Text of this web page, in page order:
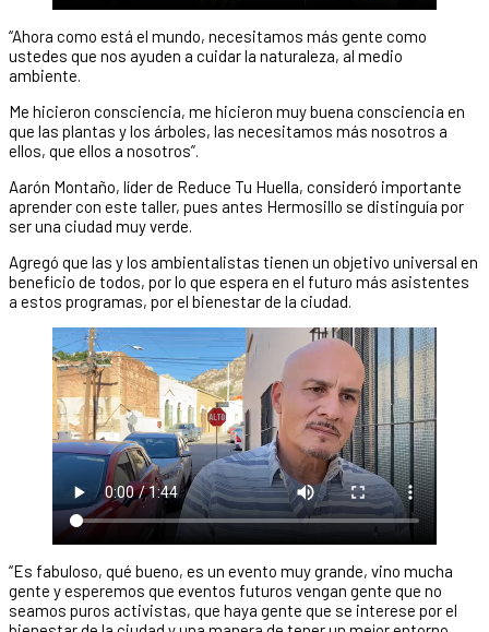
“Ahora como está el mundo, necesitamos más gente como
ustedes que nos ayuden a cuidar la naturaleza, al medio
ambiente.
Me hicieron consciencia, me hicieron muy buena consciencia en
que las plantas y los árboles, las necesitamos más nosotros a
ellos, que ellos a nosotros”.
Aarón Montaño, líder de Reduce Tu Huella, consideró importante
aprender con este taller, pues antes Hermosillo se distinguía por
ser una ciudad muy verde.
Agregó que las y los ambientalistas tienen un objetivo universal en
beneficio de todos, por lo que espera en el futuro más asistentes
a estos programas, por el bienestar de la ciudad.
“Es fabuloso, qué bueno, es un evento muy grande, vino mucha
gente y esperemos que eventos futuros vengan gente que no
seamos puros activistas, que haya gente que se interese por el